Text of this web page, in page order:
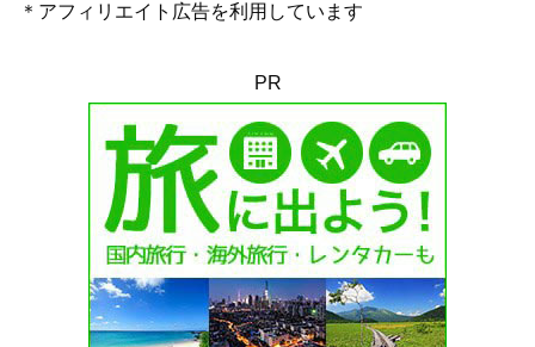
＊アフィリエイト広告を利用しています
PR